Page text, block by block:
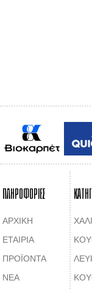
ΠΛΗΡΟΦΟΡΙΕΣ
ΑΡΧΙΚΗ
ΕΤΑΙΡΙΑ
ΠΡΟΪΟΝΤΑ
ΝΕΑ